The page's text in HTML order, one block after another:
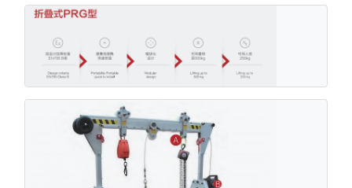
PRG1M40 500
1902-
PRG1T20 1000 500 3 2000 2077
2140-
3040
2301-
3201
1902-
2502
PRG1T40 500 500 3 4000